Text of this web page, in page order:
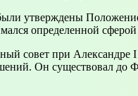
утверждены
определенной
совет при Александре
Он существовал до